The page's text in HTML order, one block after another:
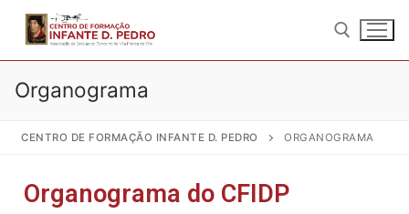
Organograma
CENTRO DE FORMAÇÃO INFANTE D. PEDRO ORGANOGRAMA
Organograma do CFIDP